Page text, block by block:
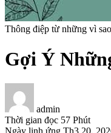
Thông điệp từ những vì sao
Gợi Ý
admin
Thời gian đọc 57 Phút